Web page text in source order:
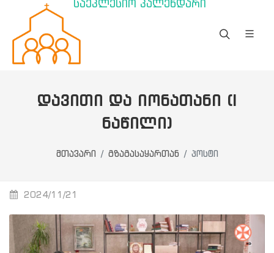
საეკლესიო კალენდარი
ᲓᲐᲕᲘᲗᲘ ᲓᲐ ᲘᲝᲜᲐᲗᲐᲜᲘ (I
ᲜᲐᲬᲘᲚᲘ)
მთავარი გზაგასაყართან პოსტი
2024/11/21